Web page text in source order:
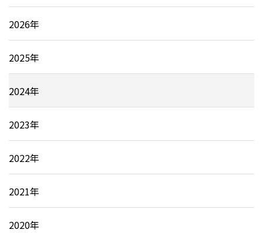
2026年
2025年
2024年
2023年
2022年
2021年
2020年